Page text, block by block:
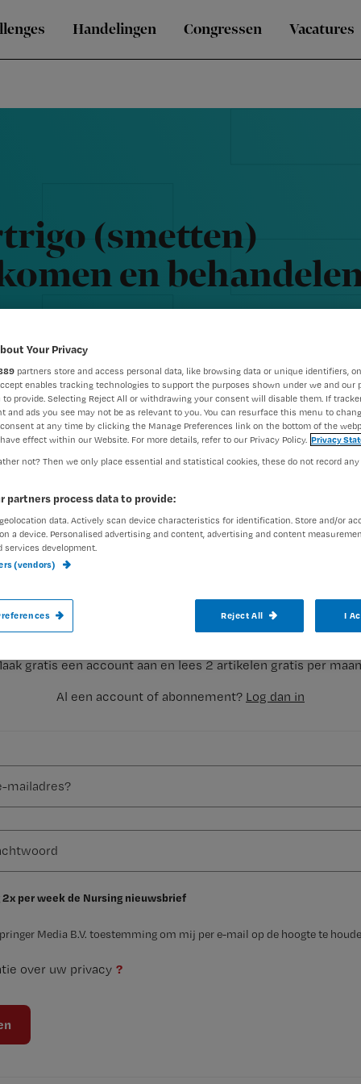
Handelingen Congressen Vacatures
(smetten)
en
Nursing18 juli 2017
Wil je dit artikel lezen?
gratis een account aan en lees 2 artikelen gratis per
Al een account of abonnement? Log dan in
2x per week de Nursing nieuwsbrief
Media B.V. toestemming om mij per e-mail op de hoogte te
over uw privacy ?
Zweet, vocht, warmte: de zomer zorgt
ontwikkelen van intertrigo.
deed er onderzoek naar en ontwikkelde
Dit artikel is verschenen in Nursing-magazine juli/augustus
Your Privacy
partners store and access personal data, like browsing data or unique identifiers,
enables tracking technologies to support the purposes shown under we and our
to provide. Selecting Reject All or withdrawing your consent will disable them. If
and ads you see may not be as relevant to you. You can resurface this menu to
at any time by clicking the Manage Preferences link on the bottom of the
effect within our Website. For more details, refer to our Privacy Policy. Privacy
not? Then we only place essential and statistical cookies, these do not record
partners process data to provide:
data. Actively scan device characteristics for identification. Store and/or
a device. Personalised advertising and content, advertising and content
services development.
(vendors)
Reject All I